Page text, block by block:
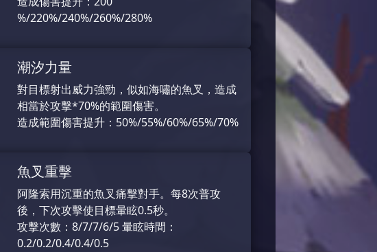
%/220%/240%/260%/280%
潮汐力量
對目標射出威力強勁，似如海嘯的魚叉，造成
相當於攻擊*70%的範圍傷害。
造成範圍傷害提升：50%/55%/60%/65%/70%
魚叉重擊
阿隆索用沉重的魚叉痛擊對手。每8次普攻
後，下次攻擊使目標暈眩0.5秒。
攻擊次數：8/7/7/6/5 暈眩時間：
0.2/0.2/0.4/0.4/0.5